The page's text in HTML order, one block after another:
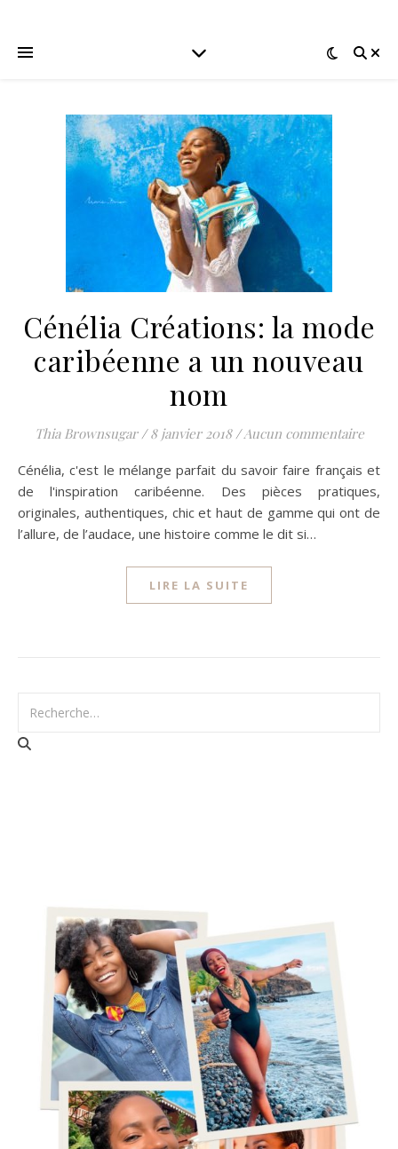
Cénélia Créations: la mode
caribéenne a un nouveau
nom
Thia Brownsugar / 8 janvier 2018 /Aucun commentaire
Cénélia, c'est le mélange parfait du savoir faire français et
de l'inspiration caribéenne. Des pièces pratiques,
originales, authentiques, chic et haut de gamme qui ont de
l’allure, de l’audace, une histoire comme le dit si…
LIRE LA SUITE